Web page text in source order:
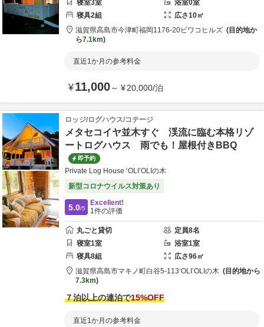
寝室3室 浴室0室
寝具2組 広さ10㎡
滋賀県高島市今津町福岡1176-20ビワコヒルズ
目的地か
ら7.1km
直近1か月の参考料金
¥11,000～ ¥20,000/泊
ロッジ/ログハウス/コテージ
メタセコイヤ並木すぐ 渓流に臨む本格リゾ
ートログハウス 雨でも！屋根付きBBQ
即予約
Private Log House ‘OLI’OLIの木
新型コロナウイルス対策あり
5.0/5
Excellent!
1件の評価
丸ごと貸切 定員8名
寝室1室 浴室1室
寝具8組 広さ96㎡
滋賀県高島市マキノ町白谷5-113‘OLI’OLIの木
目的地から
7.3km
７泊以上の連泊で15%OFF
直近1か月の参考料金